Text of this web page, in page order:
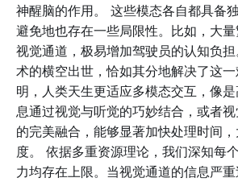
神醒脑的作用。 这些模态各自都具备
避免地也存在一些局限性。比如，大
视觉通道，极易增加驾驶员的认知负
术的横空出世，恰如其分地解决了这
明，人类天生更适应多模态交互，像
息通过视觉与听觉的巧妙结合，或者
的完美融合，能够显著加快处理时间
度。 依据多重资源理论，我们深知每
力均存在上限。当视觉通道的信息严